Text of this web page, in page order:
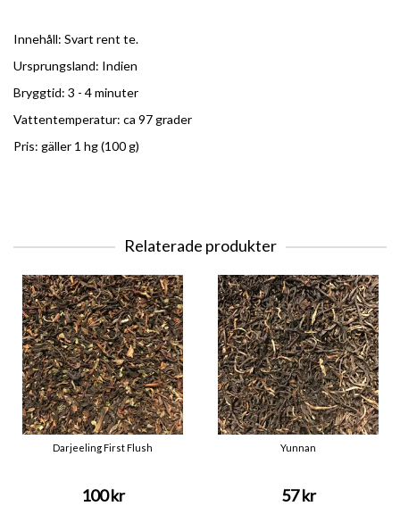
Innehåll: Svart rent te.
Ursprungsland: Indien
Bryggtid: 3 - 4 minuter
Vattentemperatur: ca 97 grader
Pris: gäller 1 hg (100 g)
Relaterade produkter
Darjeeling First Flush
100 kr
Yunnan
57 kr